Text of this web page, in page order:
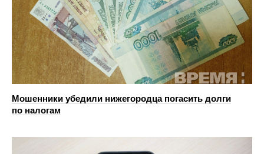
Мошенники убедили нижегородца погасить долги
по налогам